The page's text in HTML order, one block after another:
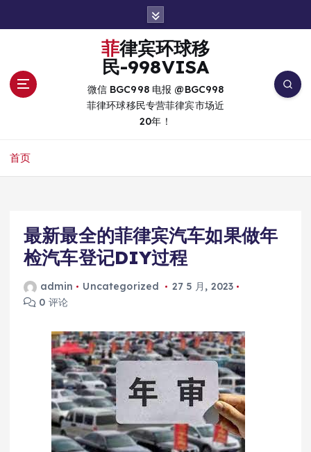
菲律宾环球移
民-998VISA
微信 BGC998 电报 @BGC998
菲律环球移民专营菲律宾市场近
20年！
首页
最新最全的菲律宾汽车如果做年
检汽车登记DIY过程
admin Uncategorized
27 5 月, 2023
0 评论